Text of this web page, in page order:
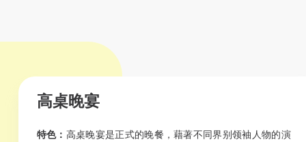
高桌晚宴
特色： 高桌晚宴是正式的晚餐，藉著不同界别领袖人物的演